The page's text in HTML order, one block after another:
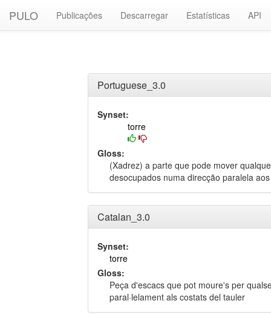
PULO Publicações Descarregar Estatísticas API
Portuguese_3.0
Synset:
torre
Gloss:
(Xadrez) a parte que pode mover
desocupados numa direcção paralela
Catalan_3.0
Synset:
torre
Gloss:
Peça d'escacs que pot moure's per
paral·lelament als costats del tauler